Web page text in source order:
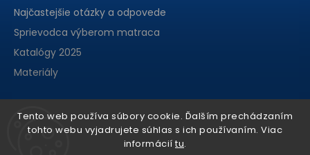
Tento web používa súbory cookie. Ďalším prechádzaním
tohto webu vyjadrujete súhlas s ich používaním. Viac
informácií tu.
Najčastejšie otázky a odpovede
Sprievodca výberom matraca
Katalógy 2025
Materiály